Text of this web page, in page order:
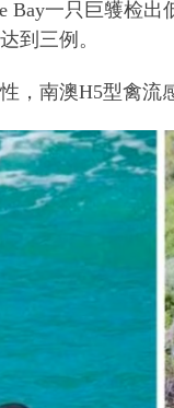
Bay一只巨鹱检
到三例。
，南澳H5型禽流